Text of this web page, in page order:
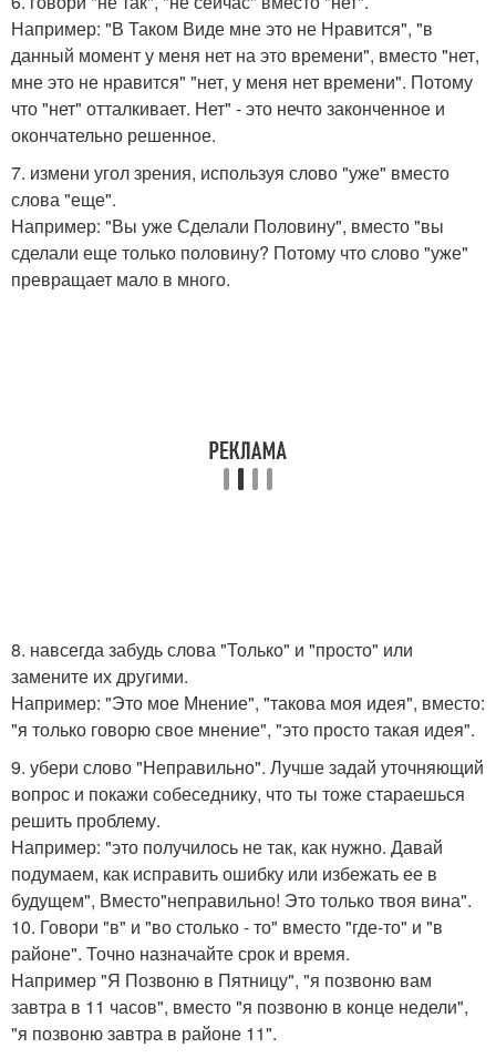
Например: "В Таком Виде мне это не Нравится", "в
данный момент у меня нет на это времени", вместо "нет,
мне это не нравится" "нет, у меня нет времени". Потому
что "нет" отталкивает. Нет" - это нечто законченное и
окончательно решенное.
7. измени угол зрения, используя слово "уже" вместо
слова "еще".
Например: "Вы уже Сделали Половину", вместо "вы
сделали еще только половину? Потому что слово "уже"
превращает мало в много.
8. навсегда забудь слова "Только" и "просто" или
замените их другими.
Например: "Это мое Мнение", "такова моя идея", вместо:
"я только говорю свое мнение", "это просто такая идея".
9. убери слово "Неправильно". Лучше задай уточняющий
вопрос и покажи собеседнику, что ты тоже стараешься
решить проблему.
Например: "это получилось не так, как нужно. Давай
подумаем, как исправить ошибку или избежать ее в
будущем", Вместо"неправильно! Это только твоя вина".
10. Говори "в" и "во столько - то" вместо "где-то" и "в
районе". Точно назначайте срок и время.
Например "Я Позвоню в Пятницу", "я позвоню вам
завтра в 11 часов", вместо "я позвоню в конце недели",
"я позвоню завтра в районе 11".